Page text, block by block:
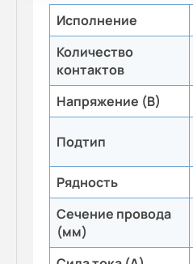
Исполнение
Количество
контактов
Напряжение (В)
Подтип
Рядность
Сечение провода
(мм)